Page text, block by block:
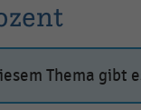
Thema gibt